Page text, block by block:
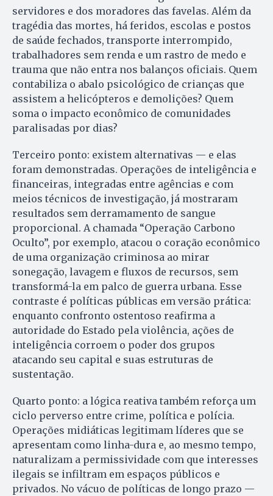
servidores e dos moradores das favelas. Além da
tragédia das mortes, há feridos, escolas e postos
de saúde fechados, transporte interrompido,
trabalhadores sem renda e um rastro de medo e
trauma que não entra nos balanços oficiais. Quem
contabiliza o abalo psicológico de crianças que
assistem a helicópteros e demolições? Quem
soma o impacto econômico de comunidades
paralisadas por dias?
Terceiro ponto: existem alternativas — e elas
foram demonstradas. Operações de inteligência e
financeiras, integradas entre agências e com
meios técnicos de investigação, já mostraram
resultados sem derramamento de sangue
proporcional. A chamada “Operação Carbono
Oculto”, por exemplo, atacou o coração econômico
de uma organização criminosa ao mirar
sonegação, lavagem e fluxos de recursos, sem
transformá-la em palco de guerra urbana. Esse
contraste é políticas públicas em versão prática:
enquanto confronto ostentoso reafirma a
autoridade do Estado pela violência, ações de
inteligência corroem o poder dos grupos
atacando seu capital e suas estruturas de
sustentação.
Quarto ponto: a lógica reativa também reforça um
ciclo perverso entre crime, política e polícia.
Operações midiáticas legitimam líderes que se
apresentam como linha-dura e, ao mesmo tempo,
naturalizam a permissividade com que interesses
ilegais se infiltram em espaços públicos e
privados. No vácuo de políticas de longo prazo —